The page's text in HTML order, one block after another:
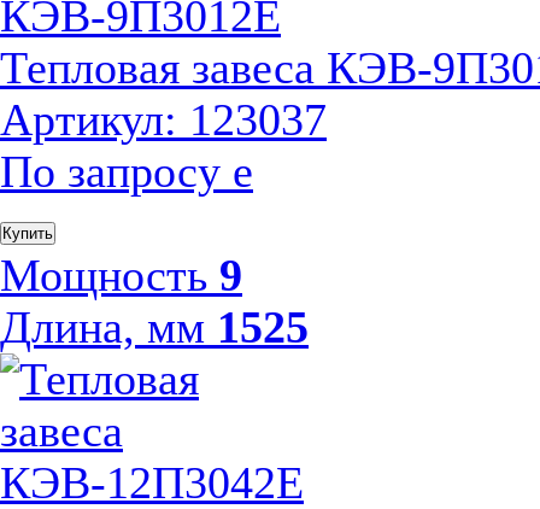
Тепловая завеса КЭВ-
Артикул: 123037
По запросу е
Купить
Мощность 9
Длина, мм 1525